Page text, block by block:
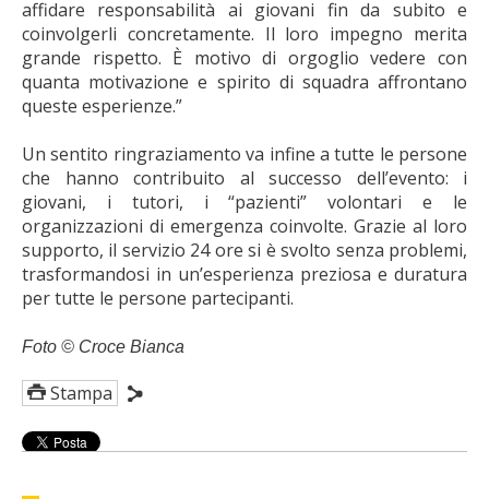
affidare responsabilità ai giovani fin da subito e
coinvolgerli concretamente. Il loro impegno merita
grande rispetto. È motivo di orgoglio vedere con
quanta motivazione e spirito di squadra affrontano
queste esperienze.”
Un sentito ringraziamento va infine a tutte le persone
che hanno contribuito al successo dell’evento: i
giovani, i tutori, i “pazienti” volontari e le
organizzazioni di emergenza coinvolte. Grazie al loro
supporto, il servizio 24 ore si è svolto senza problemi,
trasformandosi in un’esperienza preziosa e duratura
per tutte le persone partecipanti.
Foto © Croce Bianca
Stampa